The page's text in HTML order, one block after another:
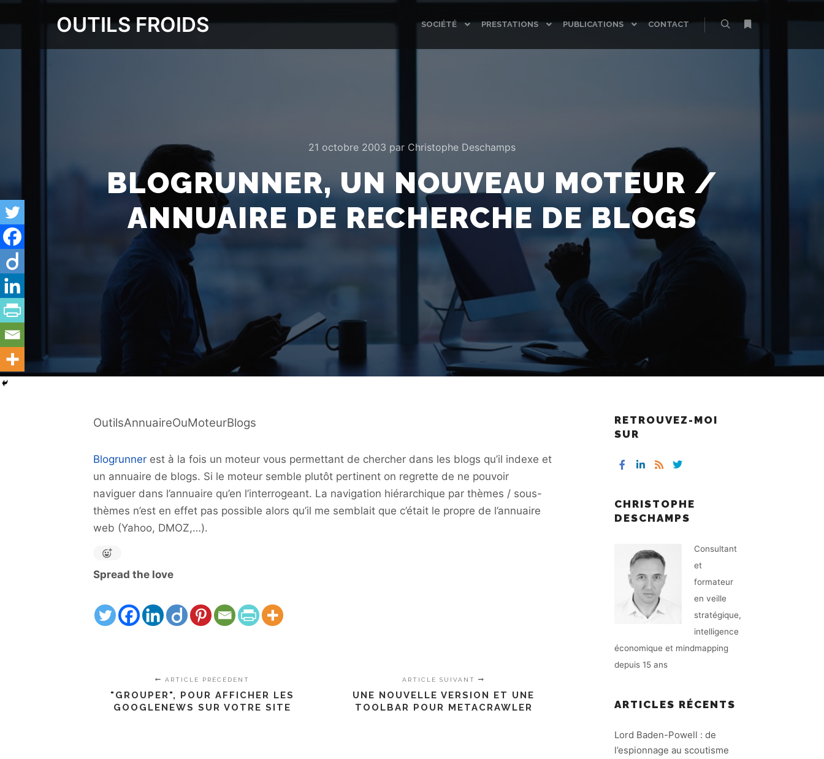
OUTILS FROIDS SOCIÉTÉ PRESTATIONS PUBLICATIONS
CONTACT
21 octobre 2003 par Christophe Deschamps
BLOGRUNNER, UN NOUVEAU MOTEUR /
ANNUAIRE DE RECHERCHE DE BLOGS
OutilsAnnuaireOuMoteurBlogs
Blogrunner est à la fois un moteur vous permettant de chercher dans les blogs qu’il indexe et
un annuaire de blogs. Si le moteur semble plutôt pertinent on regrette de ne pouvoir
naviguer dans l’annuaire qu’en l’interrogeant. La navigation hiérarchique par thèmes / sous-
thèmes n’est en effet pas possible alors qu’il me semblait que c’était le propre de l’annuaire
web (Yahoo, DMOZ,…).
Spread the love
ARTICLE PRÉCÉDENT
"GROUPER", POUR AFFICHER LES
GOOGLENEWS SUR VOTRE SITE
ARTICLE SUIVANT
UNE NOUVELLE VERSION ET UNE
TOOLBAR POUR METACRAWLER
RETROUVEZ-MOI
SUR
CHRISTOPHE
DESCHAMPS
Consultant
et
formateur
en veille
stratégique,
intelligence
économique et mindmapping
depuis 15 ans
ARTICLES RÉCENTS
Lord Baden-Powell : de
l’espionnage au scoutisme